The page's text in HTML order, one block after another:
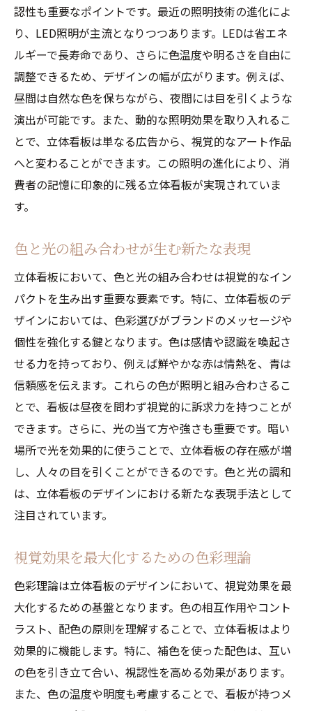
認性も重要なポイントです。最近の照明技術の進化によ
り、LED照明が主流となりつつあります。LEDは省エネ
ルギーで長寿命であり、さらに色温度や明るさを自由に
調整できるため、デザインの幅が広がります。例えば、
昼間は自然な色を保ちながら、夜間には目を引くような
演出が可能です。また、動的な照明効果を取り入れるこ
とで、立体看板は単なる広告から、視覚的なアート作品
へと変わることができます。この照明の進化により、消
費者の記憶に印象的に残る立体看板が実現されていま
す。
色と光の組み合わせが生む新たな表現
立体看板において、色と光の組み合わせは視覚的なイン
パクトを生み出す重要な要素です。特に、立体看板のデ
ザインにおいては、色彩選びがブランドのメッセージや
個性を強化する鍵となります。色は感情や認識を喚起さ
せる力を持っており、例えば鮮やかな赤は情熱を、青は
信頼感を伝えます。これらの色が照明と組み合わさるこ
とで、看板は昼夜を問わず視覚的に訴求力を持つことが
できます。さらに、光の当て方や強さも重要です。暗い
場所で光を効果的に使うことで、立体看板の存在感が増
し、人々の目を引くことができるのです。色と光の調和
は、立体看板のデザインにおける新たな表現手法として
注目されています。
視覚効果を最大化するための色彩理論
色彩理論は立体看板のデザインにおいて、視覚効果を最
大化するための基盤となります。色の相互作用やコント
ラスト、配色の原則を理解することで、立体看板はより
効果的に機能します。特に、補色を使った配色は、互い
の色を引き立て合い、視認性を高める効果があります。
また、色の温度や明度も考慮することで、看板が持つメ